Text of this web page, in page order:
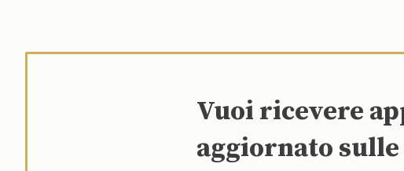
Vuoi ricevere
aggiornato sulle